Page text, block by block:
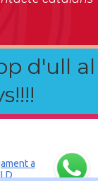
d'ull al
a